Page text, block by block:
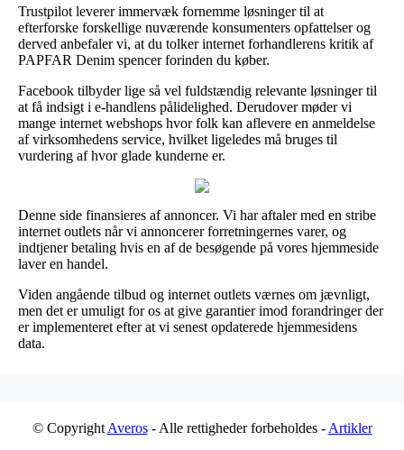
Trustpilot leverer immervæk fornemme løsninger til at
efterforske forskellige nuværende konsumenters opfattelser og
derved anbefaler vi, at du tolker internet forhandlerens kritik af
PAPFAR Denim spencer forinden du køber.
Facebook tilbyder lige så vel fuldstændig relevante løsninger til
at få indsigt i e-handlens pålidelighed. Derudover møder vi
mange internet webshops hvor folk kan aflevere en anmeldelse
af virksomhedens service, hvilket ligeledes må bruges til
vurdering af hvor glade kunderne er.
Denne side finansieres af annoncer. Vi har aftaler med en stribe
internet outlets når vi annoncerer forretningernes varer, og
indtjener betaling hvis en af de besøgende på vores hjemmeside
laver en handel.
Viden angående tilbud og internet outlets værnes om jævnligt,
men det er umuligt for os at give garantier imod forandringer der
er implementeret efter at vi senest opdaterede hjemmesidens
data.
© Copyright Averos- Alle rettigheder forbeholdes - Artikler